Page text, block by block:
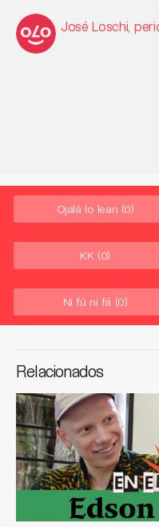
José Loschi,
Ojalá lo lean (0)
KK (0)
Ni fú ni fá (0)
Relacionados